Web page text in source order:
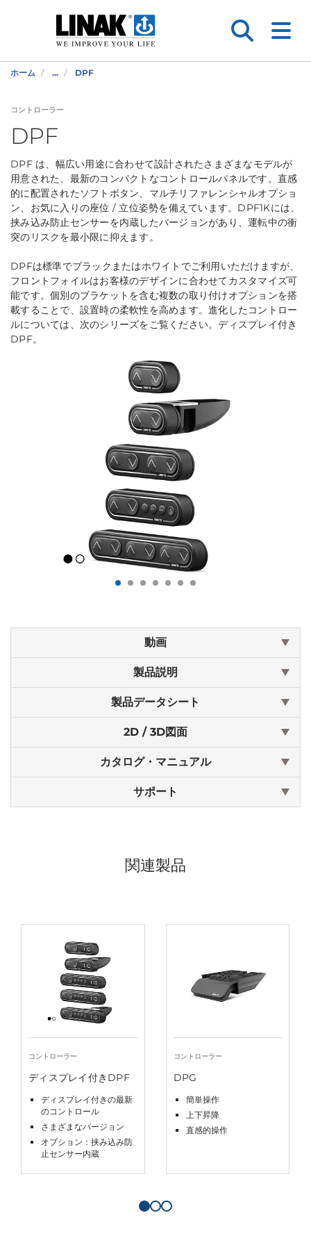
ホーム ... DPF
コントローラー
DPF
DPF は、幅広い用途に合わせて設計されたさまざまなモデルが
用意された、最新のコンパクトなコントロールパネルです。直感
的に配置されたソフトボタン、マルチリファレンシャルオプショ
ン、お気に入りの座位 / 立位姿勢を備えています。DPF1Kには、
挟み込み防止センサーを内蔵したバージョンがあり、運転中の衝
突のリスクを最小限に抑えます。
DPFは標準でブラックまたはホワイトでご利用いただけますが、
フロントフォイルはお客様のデザインに合わせてカスタマイズ可
能です。個別のブラケットを含む複数の取り付けオプションを搭
載することで、設置時の柔軟性を高めます。進化したコントロー
ルについては、次のシリーズをご覧ください。ディスプレイ付き
DPF。
動画
製品説明
製品データシート
2D / 3D図面
カタログ・マニュアル
サポート
関連製品
コントローラー
ディスプレイ付きDPF
ディスプレイ付きの最新
のコントロール
さまざまなバージョン
オプション：挟み込み防
止センサー内蔵
コントローラー
DPG
簡単操作
上下昇降
直感的操作